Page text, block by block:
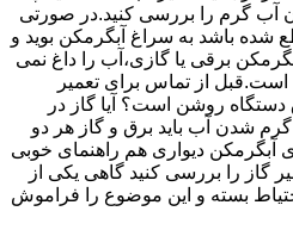
آب گرم را بررسی کنید.در صورتی
باشد به سراغ آبگرمکن بوید و
برقی یا گازی،آب را داغ نمی
از تماس برای تعمیر
دستگاه روشن است؟ آیا گاز در
شدن آب باید برق و گاز هر دو
دیواری هم راهنمای خوبی
را بررسی کنید گاهی یکی از
بسته و این موضوع را فراموش